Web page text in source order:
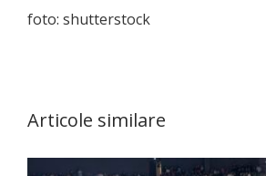
foto: shutterstock
Articole similare